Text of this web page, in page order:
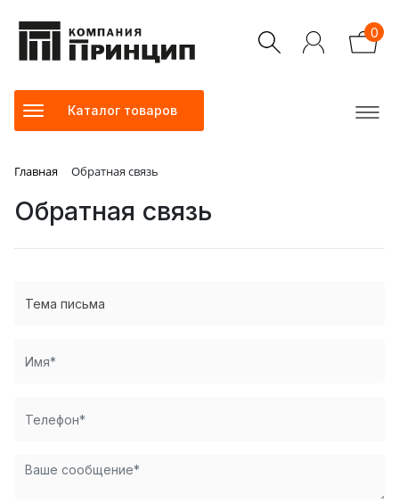
0
Каталог товаров
Главная Обратная связь
Обратная связь